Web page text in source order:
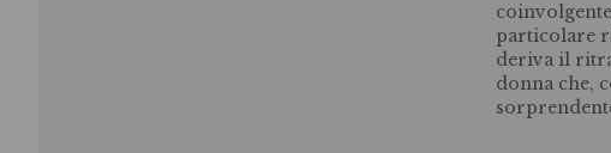
particolare
deriva il
donna che,